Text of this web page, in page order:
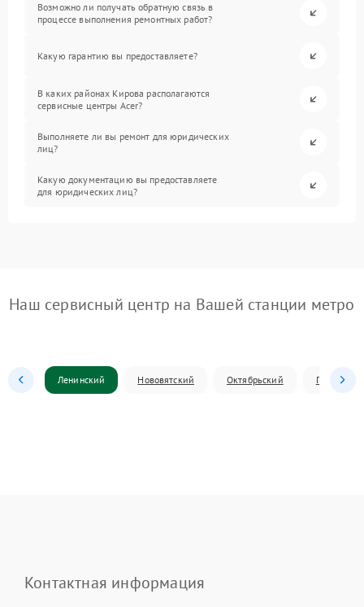
Возможно ли получать обратную связь в
процессе выполнения ремонтных работ?
Какую гарантию вы предоставляете?
В каких районах Кирова располагаются
сервисные центры Acer?
Выполняете ли вы ремонт для юридических
лиц?
Какую документацию вы предоставляете
для юридических лиц?
Наш сервисный центр на Вашей станции метро
Ленинский Нововятский Октябрьский
Контактная информация